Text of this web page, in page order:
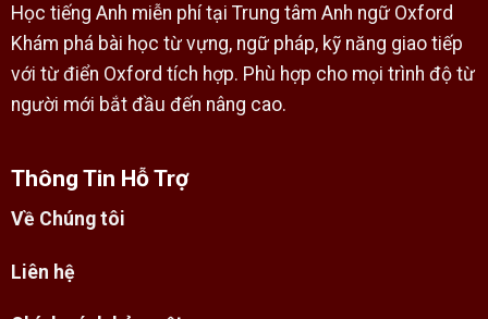
Học tiếng Anh miễn phí tại Trung tâm Anh ngữ Oxford
Khám phá bài học từ vựng, ngữ pháp, kỹ năng giao tiếp
với từ điển Oxford tích hợp. Phù hợp cho mọi trình độ từ
người mới bắt đầu đến nâng cao.
Thông Tin Hỗ Trợ
Về Chúng tôi
Liên hệ